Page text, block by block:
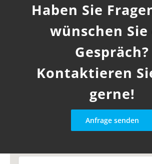
Haben Sie
wünschen Sie
Gespräch?
Kontaktieren
gerne!
Anfrage senden